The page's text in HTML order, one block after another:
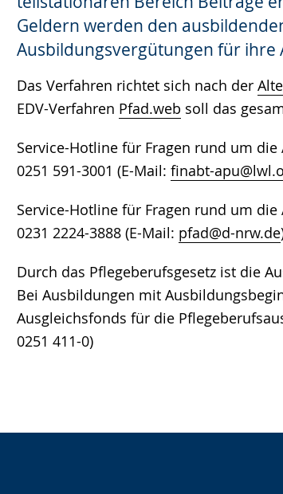
Geldern werden den
Ausbildungsvergütungen für ihre
Das Verfahren richtet sich nach der
EDV-Verfahren Pfad.web soll das
Service-Hotline für Fragen rund um
0251 591-3001 (E-Mail: finabt-
Service-Hotline für Fragen rund um
0231 2224-3888 (E-Mail: pfad@d-nrw.de
Durch das Pflegeberufsgesetz ist die
Bei Ausbildungen mit
Ausgleichsfonds für die
0251 411-0)